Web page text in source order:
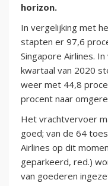
horizon.
In vergelijking met
stapten er 97,6
Singapore Airlines.
kwartaal van 2020
weer met 44,8
procent naar
Het vrachtvervoer
goed; van de 64
Airlines op dit
geparkeerd, red.)
van goederen